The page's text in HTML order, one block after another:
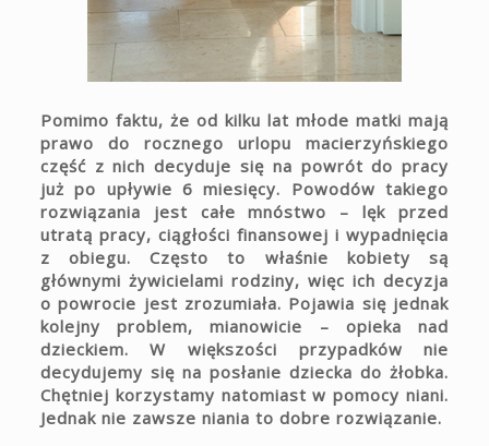
Pomimo faktu, że od kilku lat młode matki mają
prawo do rocznego urlopu macierzyńskiego
część z nich decyduje się na powrót do pracy
już po upływie 6 miesięcy. Powodów takiego
rozwiązania jest całe mnóstwo – lęk przed
utratą pracy, ciągłości finansowej i wypadnięcia
z obiegu. Często to właśnie kobiety są
głównymi żywicielami rodziny, więc ich decyzja
o powrocie jest zrozumiała. Pojawia się jednak
kolejny problem, mianowicie – opieka nad
dzieckiem. W większości przypadków nie
decydujemy się na posłanie dziecka do żłobka.
Chętniej korzystamy natomiast w pomocy niani.
Jednak nie zawsze niania to dobre rozwiązanie.